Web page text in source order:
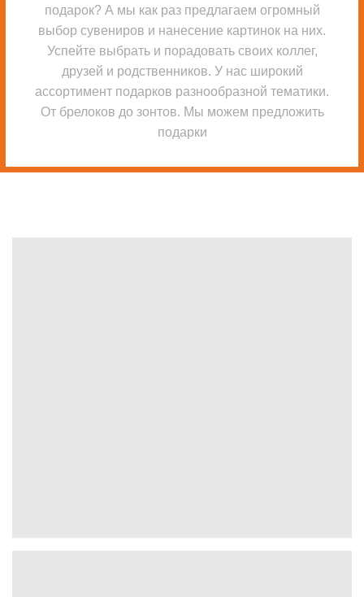
подарок? А мы как раз предлагаем огромный
выбор сувениров и нанесение картинок на них.
Успейте выбрать и порадовать своих коллег,
друзей и родственников. У нас широкий
ассортимент подарков разнообразной тематики.
От брелоков до зонтов. Мы можем предложить
подарки